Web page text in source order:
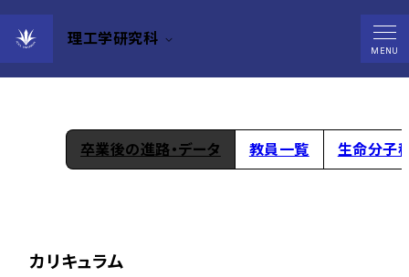
理工学研究科
MENU
生命理学専攻
卒業後の進路・データ 教員一覧 生命分子
カリキュラム